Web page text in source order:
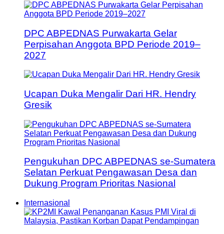
DPC ABPEDNAS Purwakarta Gelar
Perpisahan Anggota BPD Periode 2019–
2027
Ucapan Duka Mengalir Dari HR. Hendry
Gresik
Pengukuhan DPC ABPEDNAS se-Sumatera
Selatan Perkuat Pengawasan Desa dan
Dukung Program Prioritas Nasional
Internasional